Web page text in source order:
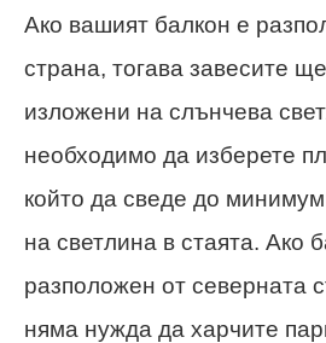
Ако вашият балкон е
страна, тогава завесите
изложени на слънчева
необходимо да изберете
който да сведе до
на светлина в стаята. Ако
разположен от северната
няма нужда да харчите